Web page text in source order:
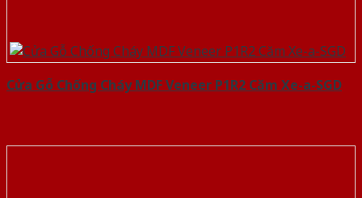
Cửa Gỗ Chống Cháy MDF Veneer P1R2 Căm Xe-a-SGD